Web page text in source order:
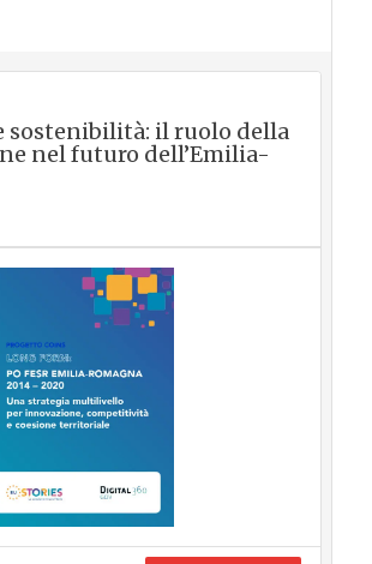
sostenibilità: il ruolo della
nel futuro dell’Emilia-